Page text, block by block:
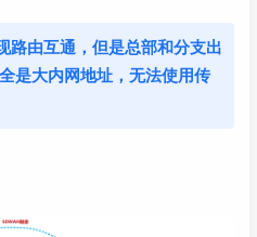
路由互通，但是总部和分支出
是大内网地址，无法使用传